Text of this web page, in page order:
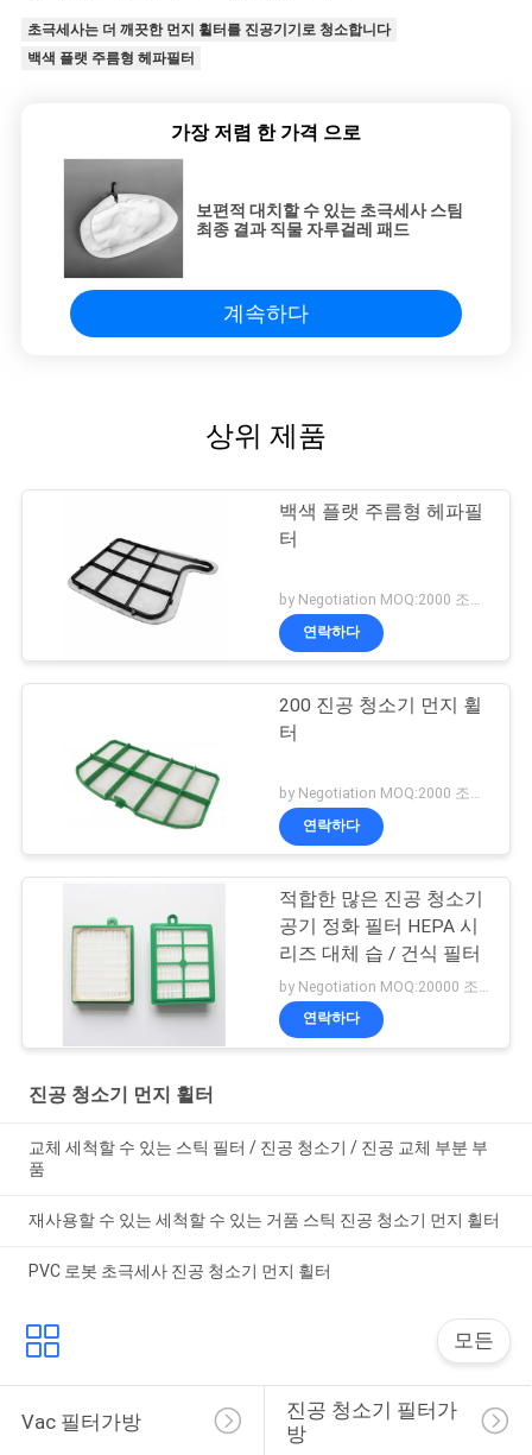
초극세사는 더 깨끗한 먼지 휠터를 진공기기로 청소합니다
백색 플랫 주름형 헤파필터
가장 저렴 한 가격 으로
보편적 대치할 수 있는 초극세사 스팀
최종 결과 직물 자루걸레 패드
계속하다
상위 제품
백색 플랫 주름형 헤파필
터
연락하다
200 진공 청소기 먼지 휠
터
연락하다
적합한 많은 진공 청소기
공기 정화 필터 HEPA 시
리즈 대체 습 / 건식 필터
연락하다
진공 청소기 먼지 휠터
교체 세척할 수 있는 스틱 필터 / 진공 청소기 / 진공 교체 부분 부
품
재사용할 수 있는 세척할 수 있는 거품 스틱 진공 청소기 먼지 휠터
PVC 로봇 초극세사 진공 청소기 먼지 휠터
모든
Vac 필터가방
진공 청소기 필터가
방